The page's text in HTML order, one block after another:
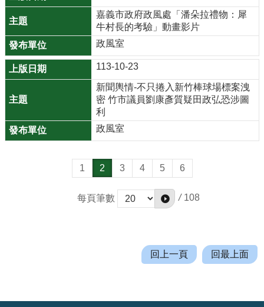
隱
私
權
政
策
站
全
政
嘉義市政府政風處「潘朵拉禮物：犀
牛村長的考驗」動畫影片
政風室
113-10-23
新聞輿情-不只捲入新竹棒球場標案洩
密 竹市議員劉康彥質疑田政弘恐涉圖
利
政風室
1 2 3 4 5 6
每頁筆數 / 108
回上一頁 回最上面